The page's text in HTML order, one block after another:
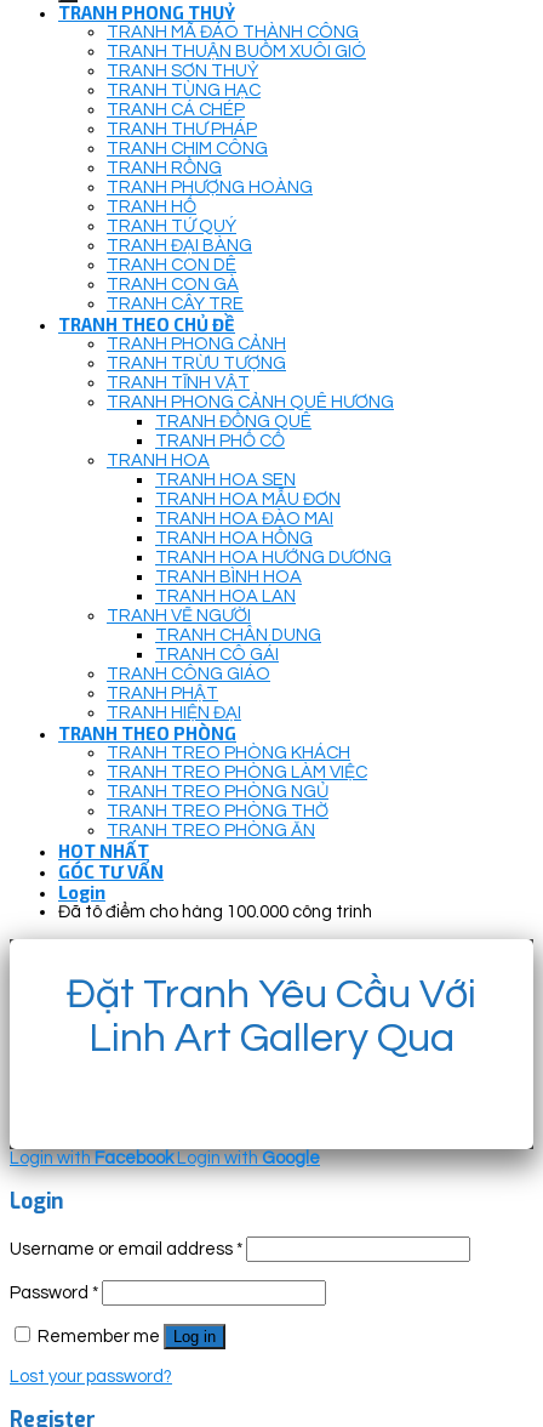
TRANH PHONG THUỶ
TRANH MÃ ĐÁO THÀNH CÔNG
TRANH THUẬN BUỒM XUÔI GIÓ
TRANH SƠN THUỶ
TRANH TÙNG HẠC
TRANH CÁ CHÉP
TRANH THƯ PHÁP
TRANH CHIM CÔNG
TRANH RỒNG
TRANH PHƯỢNG HOÀNG
TRANH HỔ
TRANH TỨ QUÝ
TRANH ĐẠI BÀNG
TRANH CON DÊ
TRANH CON GÀ
TRANH CÂY TRE
TRANH THEO CHỦ ĐỀ
TRANH PHONG CẢNH
TRANH TRỪU TƯỢNG
TRANH TĨNH VẬT
TRANH PHONG CẢNH QUÊ HƯƠNG
TRANH ĐỒNG QUÊ
TRANH PHỐ CỔ
TRANH HOA
TRANH HOA SEN
TRANH HOA MẪU ĐƠN
TRANH HOA ĐÀO MAI
TRANH HOA HỒNG
TRANH HOA HƯỚNG DƯƠNG
TRANH BÌNH HOA
TRANH HOA LAN
TRANH VẼ NGƯỜI
TRANH CHÂN DUNG
TRANH CÔ GÁI
TRANH CÔNG GIÁO
TRANH PHẬT
TRANH HIỆN ĐẠI
TRANH THEO PHÒNG
TRANH TREO PHÒNG KHÁCH
TRANH TREO PHÒNG LÀM VIỆC
TRANH TREO PHÒNG NGỦ
TRANH TREO PHÒNG THỜ
TRANH TREO PHÒNG ĂN
HOT NHẤT
GÓC TƯ VẤN
Login
Đã tô điểm cho hàng 100.000 công trình
Đặt Tranh Yêu Cầu Với
Linh Art Gallery Qua
Login withFacebook Login withGoogle
Login
Username or email address *
Password *
Remember me Log in
Lost your password?
Register